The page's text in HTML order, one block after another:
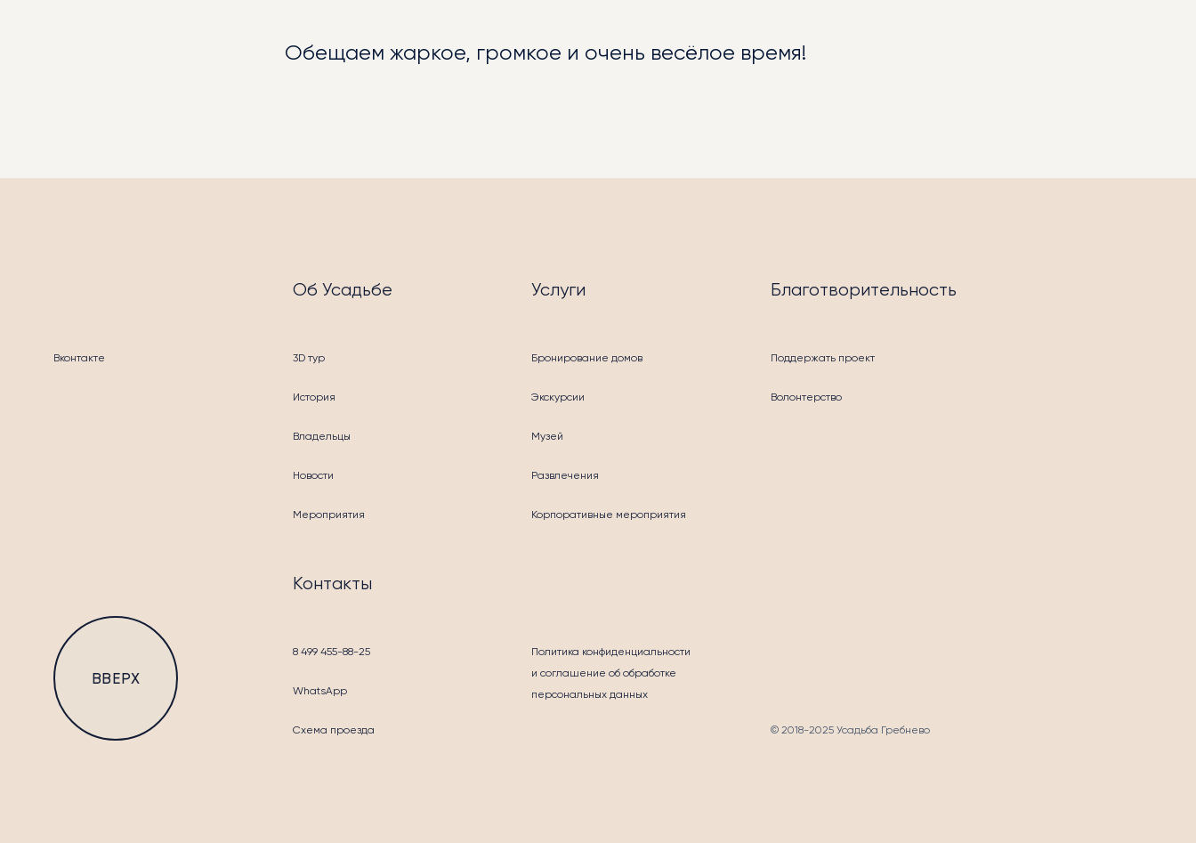
УСЛУГИ
БЛАГОТВОРИТЕЛЬНОСТЬ
Обещаем жаркое, громкое и очень весёлое время!
Вконтакте
Об Усадьбе
3D тур
История
Владельцы
Новости
Мероприятия
Услуги
Бронирование домов
Экскурсии
Музей
Развлечения
Корпоративные мероприятия
Благотворительность
Поддержать проект
Волонтерство
ВВЕРХ
Контакты
8 499 455-88-25
WhatsApp
Схема проезда
Политика конфиденциальности
и соглашение об обработке
персональных данных
© 2018-2025 Усадьба Гребнево